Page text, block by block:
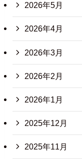
2026年5月
2026年4月
2026年3月
2026年2月
2026年1月
2025年12月
2025年11月